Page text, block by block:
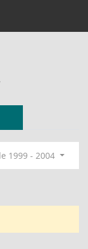
1999 - 2004